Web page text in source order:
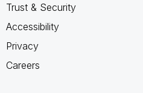
Trust & Security
Accessibility
Privacy
Careers